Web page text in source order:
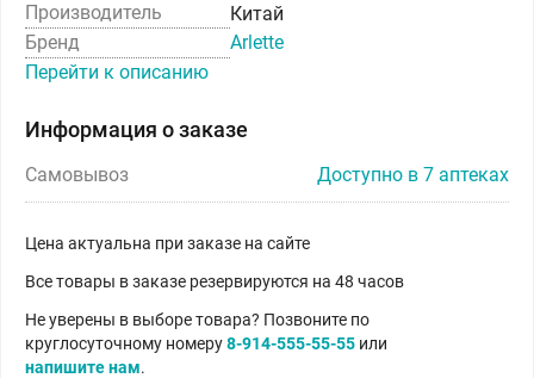
Производитель
Китай
Бренд
Arlette
Перейти к описанию
Информация о заказе
Самовывоз Доступно в 7 аптеках
Цена актуальна при заказе на сайте
Все товары в заказе резервируются на 48 часов
Не уверены в выборе товара? Позвоните по
круглосуточному номеру8-914-555-55-55 или
напишите нам.